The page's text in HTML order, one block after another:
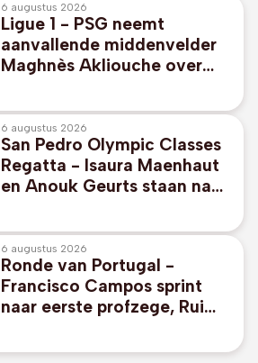
6 augustus 2026
Ligue 1 - PSG neemt
aanvallende middenvelder
Maghnès Akliouche over
6 augustus 2026
San Pedro Olympic Classes
Regatta - Isaura Maenhaut
en Anouk Geurts staan na
olympische wateren van
2028
6 augustus 2026
Ronde van Portugal -
Francisco Campos sprint
naar eerste profzege, Rui